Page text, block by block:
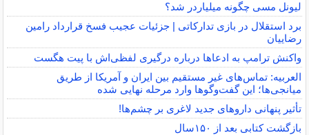
لیونل مسی چگونه میلیاردر شد؟
برد استقلال در بازی تدارکاتی | جزئیات عجیب فسخ قرارداد رامین
رضاییان
واکنش ترامپ به ادعاها درباره درگیری لفظی‌اش با پیت هگست
العربیه: تماس‌های غیر مستقیم بین ایران و آمریکا از طریق
میانجی‌ها؛ این گفت‌و‌گو‌ها وارد مرحله نهایی شده
تأثیر پنهانی داروهای جدید لاغری بر چشم‌ها!
بازگشت کتابی بعد از ۱۵۰سال